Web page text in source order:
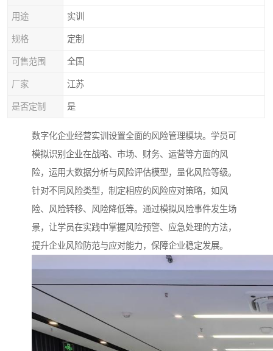
用途 实训
规格 定制
可售范围 全国
厂家 江苏
是否定制 是
数字化企业经营实训设置全面的风险管理模块。学员可
模拟识别企业在战略、市场、财务、运营等方面的风
险，运用大数据分析与风险评估模型，量化风险等级。
针对不同风险类型，制定相应的风险应对策略，如风
险、风险转移、风险降低等。通过模拟风险事件发生场
景，让学员在实践中掌握风险预警、应急处理的方法，
提升企业风险防范与应对能力，保障企业稳定发展。​